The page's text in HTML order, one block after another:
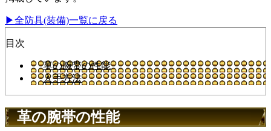
▶全防具(装備)一覧に戻る
目次
革の腕帯の性能
入手方法
革の腕帯の性能